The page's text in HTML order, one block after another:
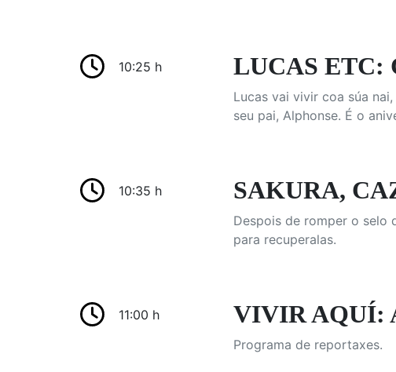
10:25 h LUCAS ETC:
Lucas vai vivir coa súa
seu pai, Alphonse. É o
10:35 h SAKURA,
Despois de romper o selo
para recuperalas.
11:00 h VIVIR AQUÍ:
Programa de reportaxes.